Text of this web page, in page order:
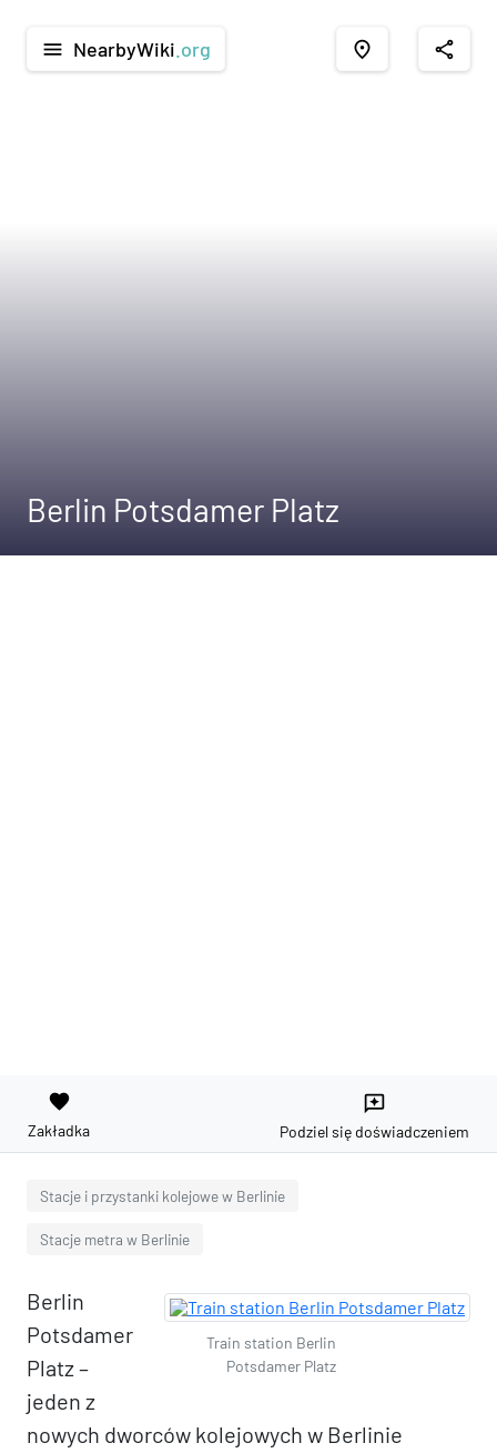
menu NearbyWiki .org place share
Berlin Potsdamer Platz
favorite
Zakładka
reviews
Podziel się doświadczeniem
Stacje i przystanki kolejowe w Berlinie
Stacje metra w Berlinie
Train station Berlin
Potsdamer Platz
Berlin
Potsdamer
Platz –
jeden z
nowych dworców kolejowych w Berlinie